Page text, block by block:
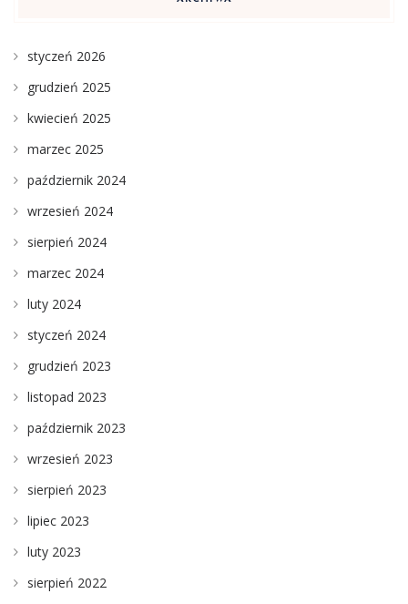
styczeń 2026
grudzień 2025
kwiecień 2025
marzec 2025
październik 2024
wrzesień 2024
sierpień 2024
marzec 2024
luty 2024
styczeń 2024
grudzień 2023
listopad 2023
październik 2023
wrzesień 2023
sierpień 2023
lipiec 2023
luty 2023
sierpień 2022